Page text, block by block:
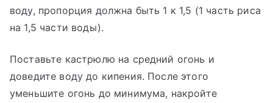
воду, пропорция должна быть 1 к 1,5 (1 часть риса
на 1,5 части воды).
Поставьте кастрюлю на средний огонь и
доведите воду до кипения. После этого
уменьшите огонь до минимума, накройте